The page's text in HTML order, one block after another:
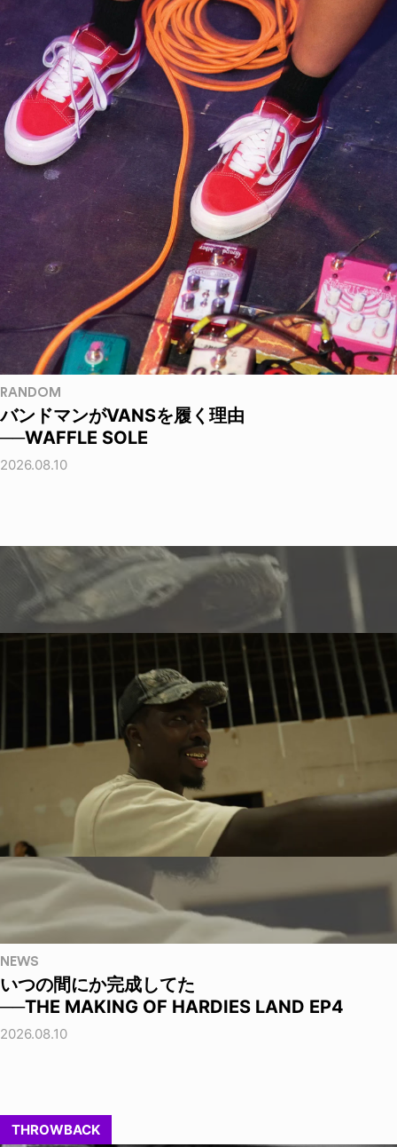
RANDOM
バンドマンがVANSを履く理由
──WAFFLE SOLE
2026.08.10
NEWS
いつの間にか完成してた
──THE MAKING OF HARDIES LAND EP4
2026.08.10
THROWBACK